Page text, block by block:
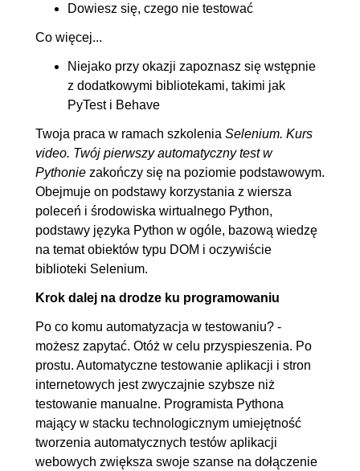
Dowiesz się, czego nie testować
Co więcej...
Niejako przy okazji zapoznasz się wstępnie
z dodatkowymi bibliotekami, takimi jak
PyTest i Behave
Twoja praca w ramach szkolenia Selenium. Kurs
video. Twój pierwszy automatyczny test w
Pythonie zakończy się na poziomie podstawowym.
Obejmuje on podstawy korzystania z wiersza
poleceń i środowiska wirtualnego Python,
podstawy języka Python w ogóle, bazową wiedzę
na temat obiektów typu DOM i oczywiście
biblioteki Selenium.
Krok dalej na drodze ku programowaniu
Po co komu automatyzacja w testowaniu? -
możesz zapytać. Otóż w celu przyspieszenia. Po
prostu. Automatyczne testowanie aplikacji i stron
internetowych jest zwyczajnie szybsze niż
testowanie manualne. Programista Pythona
mający w stacku technologicznym umiejętność
tworzenia automatycznych testów aplikacji
webowych zwiększa swoje szanse na dołączenie